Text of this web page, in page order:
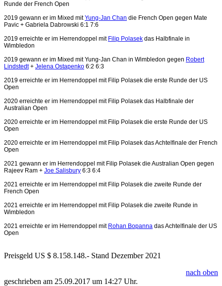
Runde der French Open
2019 gewann er im Mixed mitYung-Jan Chan die French Open gegen Mate
Pavic + Gabriela Dabrowski 6:1 7:6
2019 erreichte er im Herrendoppel mit Filip Polasek das Halbfinale in
Wimbledon
2019 gewann er im Mixed mit Yung-Jan Chan in Wimbledon gegen Robert
Lindstedt+ Jelena Ostapenko 6:2 6:3
2019 erreichte er im Herrendoppel mit Filip Polasek die erste Runde der US
Open
2020 erreichte er im Herrendoppel mit Filip Polasek das Halbfinale der
Australian Open
2020 erreichte er im Herrendoppel mit Filip Polasek die erste Runde der US
Open
2020 erreichte er im Herrendoppel mit Filip Polasek das Achtelfinale der French
Open
2021 gewann er im Herrendoppel mit Filip Polasek die Australian Open gegen
Rajeev Ram + Joe Salisbury 6:3 6:4
2021 erreichte er im Herrendoppel mit Filip Polasek die zweite Runde der
French Open
2021 erreichte er im Herrendoppel mit Filip Polasek die zweite Runde in
Wimbledon
2021 erreichte er im Herrendoppel mit Rohan Bopanna das Achtelfinale der US
Open
Preisgeld US $ 8.158.148.- Stand Dezember 2021
nach oben
geschrieben am 25.09.2017 um 14:27 Uhr.